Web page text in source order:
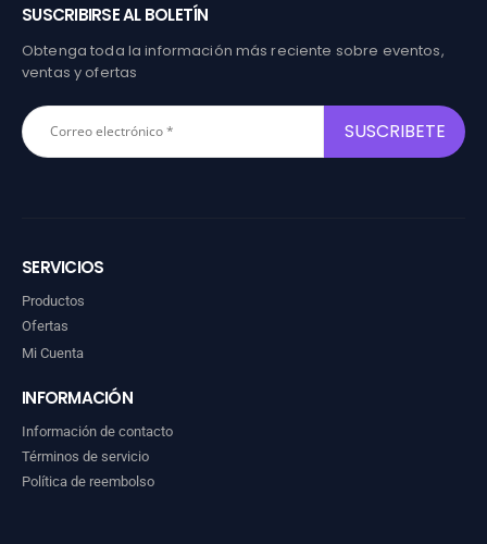
SUSCRIBIRSE AL BOLETÍN
Obtenga toda la información más reciente sobre eventos,
ventas y ofertas
SERVICIOS
Productos
Ofertas
Mi Cuenta
INFORMACIÓN
Información de contacto
Términos de servicio
Política de reembolso